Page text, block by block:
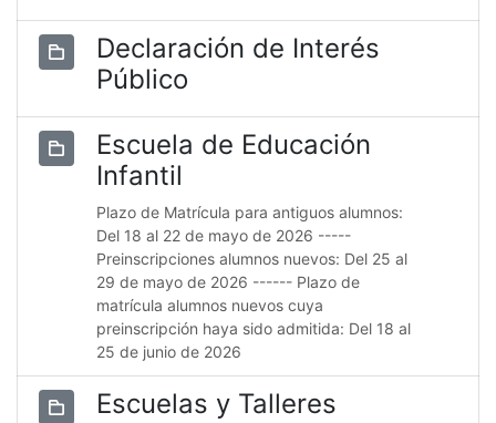
Declaración de Interés
Público
Escuela de Educación
Infantil
Plazo de Matrícula para antiguos alumnos:
Del 18 al 22 de mayo de 2026 -----
Preinscripciones alumnos nuevos: Del 25 al
29 de mayo de 2026 ------ Plazo de
matrícula alumnos nuevos cuya
preinscripción haya sido admitida: Del 18 al
25 de junio de 2026
Escuelas y Talleres